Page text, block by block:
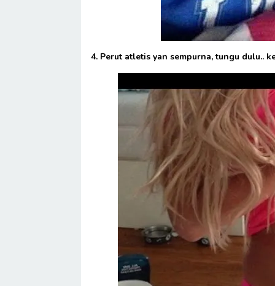
4. Perut atletis yan sempurna, tungu dulu..